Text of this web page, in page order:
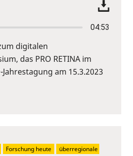
04:53
digitalen
das PRO RETINA im
am 15.3.2023
Forschung heute
überregionale